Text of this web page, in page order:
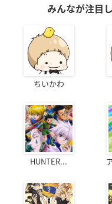
みんなが注目
ちいかわ
HUNTER...